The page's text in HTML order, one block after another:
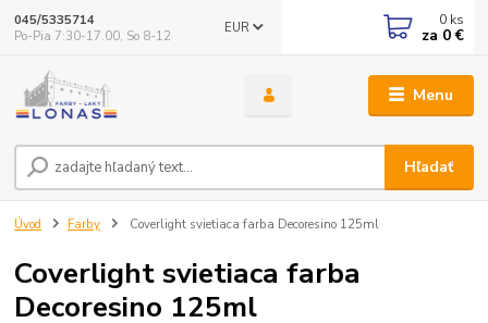
Menu
EUR
Hľadať
045/5335714
Po-Pia 7:30-17.00, So 8-12
0 ks
za 0 €
Úvod Farby Coverlight svietiaca farba Decoresino 125ml
Coverlight svietiaca farba
Decoresino 125ml